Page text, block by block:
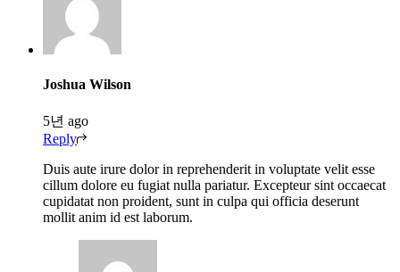
Joshua Wilson
5년 ago
Reply
Duis aute irure dolor in reprehenderit in voluptate velit esse
cillum dolore eu fugiat nulla pariatur. Excepteur sint occaecat
cupidatat non proident, sunt in culpa qui officia deserunt
mollit anim id est laborum.